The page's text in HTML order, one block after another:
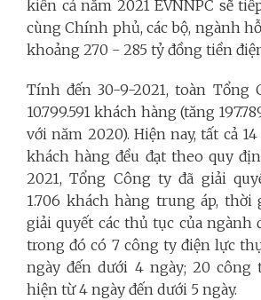
kiến cả năm 2021 EVNNPC sẽ
cùng Chính phủ, các bộ, ngành
khoảng 270 - 285 tỷ đồng tiền
Tính đến 30-9-2021, toàn Tổng
10.799.591 khách hàng (tăng
với năm 2020). Hiện nay, tất cả
khách hàng đều đạt theo quy
2021, Tổng Công ty đã giải
1.706 khách hàng trung áp,
giải quyết các thủ tục của ngành
trong đó có 7 công ty điện lực
ngày đến dưới 4 ngày; 20 công
hiện từ 4 ngày đến dưới 5 ngày.